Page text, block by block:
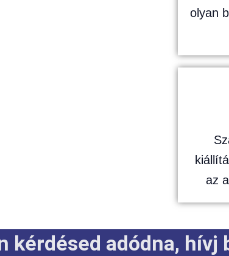
olyan
az
kérdésed adódna, hívj